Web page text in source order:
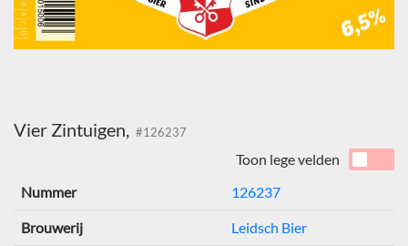
Vier Zintuigen, #126237
Toon lege velden
Nummer
126237
Brouwerij Leidsch Bier